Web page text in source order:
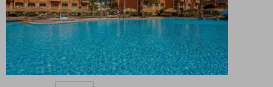
Luxe resort